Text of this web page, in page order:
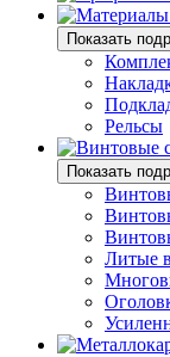
Показать
Рельсы
Показать
Литые